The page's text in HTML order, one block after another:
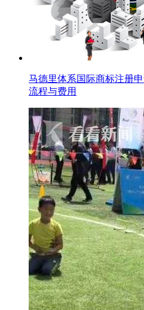
马德里体系国际商标注册
流程与费用